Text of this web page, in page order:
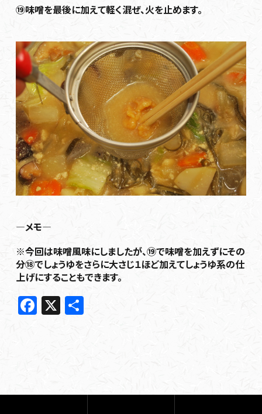
⑲味噌を最後に加えて軽く混ぜ、火を止めます。
―メモ―
※今回は味噌風味にしましたが、⑲で味噌を加えずにその
分⑱でしょうゆをさらに大さじ１ほど加えてしょうゆ系の仕
上げにすることもできます。
F
a
o
X 共